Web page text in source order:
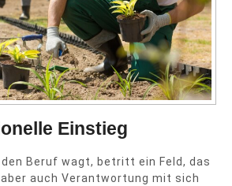
Einstieg
den Beruf wagt, betritt ein Feld, das
auch Verantwortung mit sich